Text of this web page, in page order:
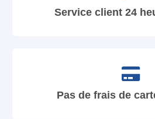
Service client 24
Pas de frais de